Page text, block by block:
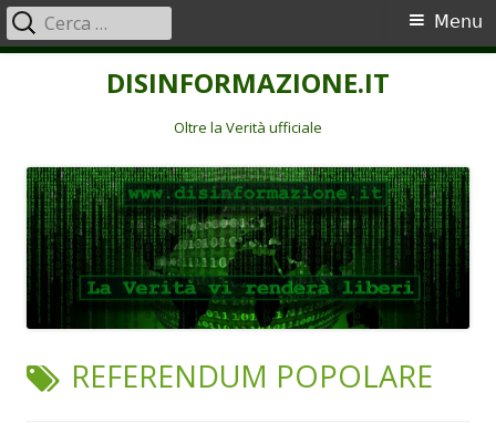
DISINFORMAZIONE.IT
Oltre la Verità ufficiale
Menu
principale
Menu
Ricerca
per:
TAG:
REFERENDUM POPOLARE